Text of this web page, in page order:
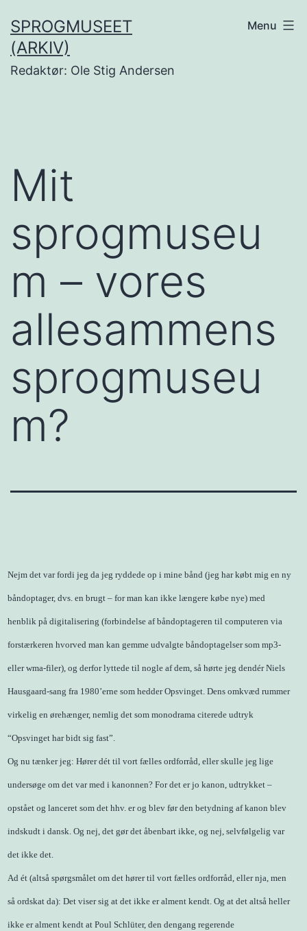
til
indhold
SPROGMUSEET
(ARKIV)
Redaktør: Ole Stig Andersen
Menu
Mit
sprogmuseu
m – vores
allesammens
sprogmuseu
m?
Nejm det var fordi jeg da jeg ryddede op i mine bånd (jeg har købt mig en ny
båndoptager, dvs. en brugt – for man kan ikke længere købe nye) med
henblik på digitalisering (forbindelse af båndoptageren til computeren via
forstærkeren hvorved man kan gemme udvalgte båndoptagelser som mp3-
eller wma-filer), og derfor lyttede til nogle af dem, så hørte jeg dendér Niels
Hausgaard-sang fra 1980’erne som hedder Opsvinget. Dens omkvæd rummer
virkelig en ørehænger, nemlig det som monodrama citerede udtryk
“Opsvinget har bidt sig fast”.
Og nu tænker jeg: Hører dét til vort fælles ordforråd, eller skulle jeg lige
undersøge om det var med i kanonnen? For det er jo kanon, udtrykket –
opstået og lanceret som det hhv. er og blev før den betydning af kanon blev
indskudt i dansk. Og nej, det gør det åbenbart ikke, og nej, selvfølgelig var
det ikke det.
Ad ét (altså spørgsmålet om det hører til vort fælles ordforråd, eller nja, men
så ordskat da): Det viser sig at det ikke er alment kendt. Og at det altså heller
ikke er alment kendt at Poul Schlüter, den dengang regerende